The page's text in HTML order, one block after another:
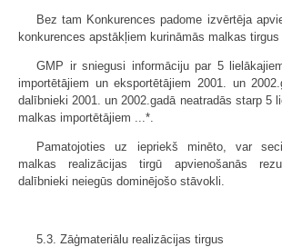
Bez tam Konkurences padome izvērtēja
konkurences apstākļiem kurināmās malkas
GMP ir sniegusi informāciju par 5
importētājiem un eksportētājiem 2001. un
dalībnieki 2001. un 2002.gadā neatradās starp 5
malkas importētājiem ...*.
Pamatojoties uz iepriekš minēto, var
malkas realizācijas tirgū apvienošanās
dalībnieki neiegūs dominējošo stāvokli.
5.3. Zāģmateriālu realizācijas tirgus